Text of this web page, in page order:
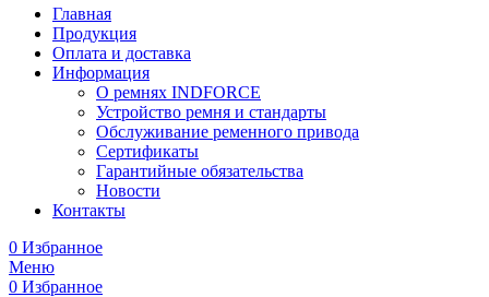
Главная
Продукция
Оплата и доставка
Информация
О ремнях INDFORCE
Устройство ремня и стандарты
Обслуживание ременного привода
Сертификаты
Гарантийные обязательства
Новости
Контакты
0 Избранное
Меню
0 Избранное